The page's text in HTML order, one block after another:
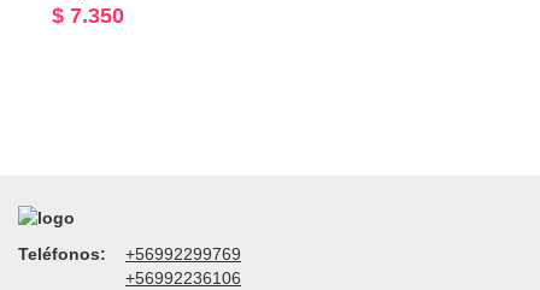
$ 7.350
Teléfonos:
+56992299769
+56992236106